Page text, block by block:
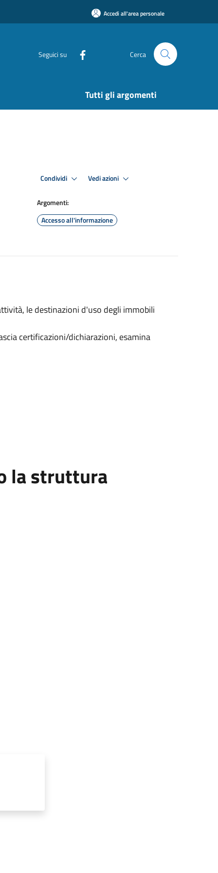
Accedi all'area personale
Seguici su Cerca
Tutti gli argomenti
Condividi Vedi azioni
Argomenti:
Accesso all'informazione
le destinazioni d'uso degli immobili
certificazioni/dichiarazioni, esamina
la struttura